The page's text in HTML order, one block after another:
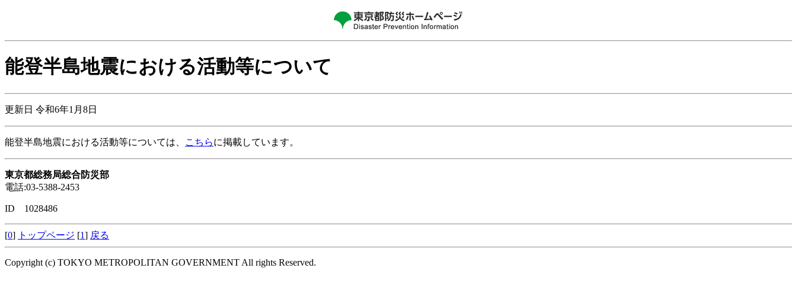
能登半島地震における活動等について
更新日 令和6年1月8日
能登半島地震における活動等については、 こちらに掲載しています。
東京都総務局総合防災部
電話:03-5388-2453
ID 1028486
[0] トップページ [1] 戻る
Copyright (c) TOKYO METROPOLITAN GOVERNMENT All rights Reserved.